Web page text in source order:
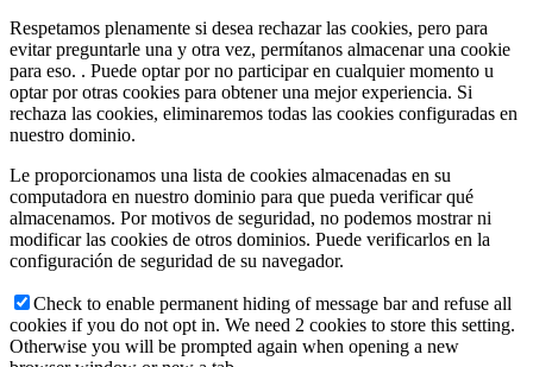
Respetamos plenamente si desea rechazar las cookies, pero para
evitar preguntarle una y otra vez, permítanos almacenar una cookie
para eso. . Puede optar por no participar en cualquier momento u
optar por otras cookies para obtener una mejor experiencia. Si
rechaza las cookies, eliminaremos todas las cookies configuradas en
nuestro dominio.
Le proporcionamos una lista de cookies almacenadas en su
computadora en nuestro dominio para que pueda verificar qué
almacenamos. Por motivos de seguridad, no podemos mostrar ni
modificar las cookies de otros dominios. Puede verificarlos en la
configuración de seguridad de su navegador.
Check to enable permanent hiding of message bar and refuse all
cookies if you do not opt in. We need 2 cookies to store this setting.
Otherwise you will be prompted again when opening a new